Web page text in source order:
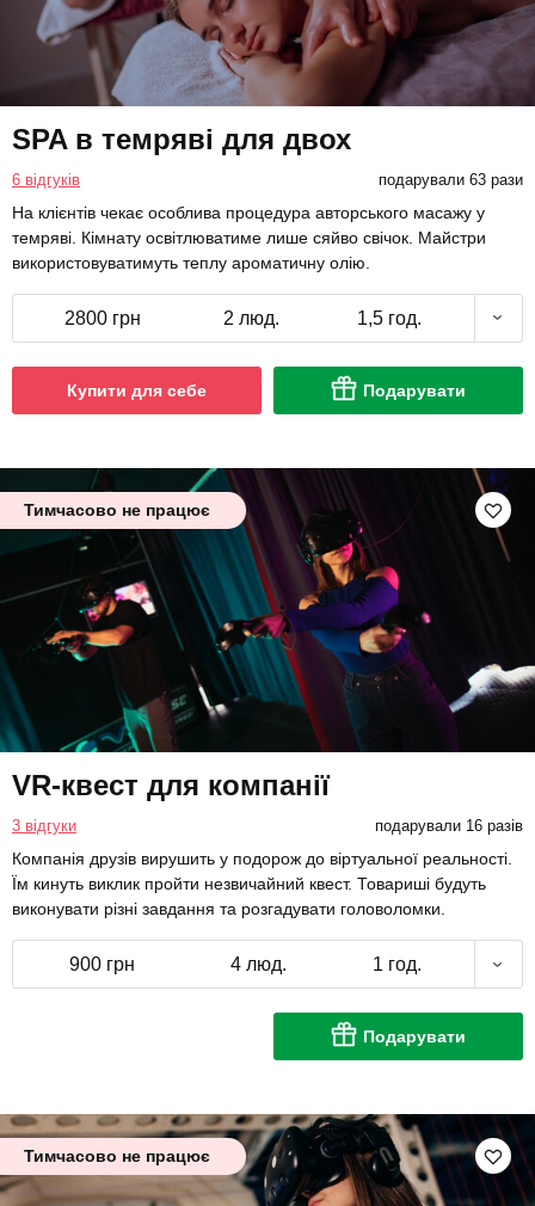
SPA в темряві для двох
6 відгуків подарували 63 рази
На клієнтів чекає особлива процедура авторського масажу у
темряві. Кімнату освітлюватиме лише сяйво свічок. Майстри
використовуватимуть теплу ароматичну олію.
2800 грн 2 люд. 1,5 год.
Купити для себе Подарувати
Тимчасово не працює
VR-квест для компанії
3 відгуки подарували 16 разів
Компанія друзів вирушить у подорож до віртуальної реальності.
Їм кинуть виклик пройти незвичайний квест. Товариші будуть
виконувати різні завдання та розгадувати головоломки.
900 грн 4 люд. 1 год.
Подарувати
Тимчасово не працює